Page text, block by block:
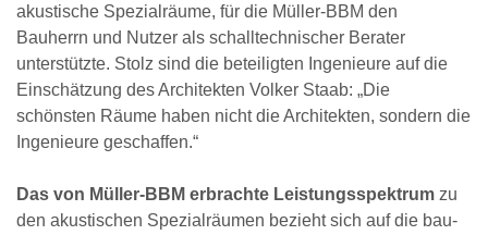
akustische Spezialräume, für die Müller-BBM den
Bauherrn und Nutzer als schalltechnischer Berater
unterstützte. Stolz sind die beteiligten Ingenieure auf die
Einschätzung des Architekten Volker Staab: „Die
schönsten Räume haben nicht die Architekten, sondern die
Ingenieure geschaffen.“
Das von Müller-BBM erbrachte Leistungsspektrum zu
den akustischen Spezialräumen bezieht sich auf die bau-